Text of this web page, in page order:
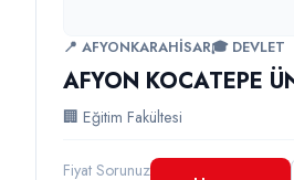
📍 AFYONKARAHİSAR🎓 DEVLET
AFYON KOCATEPE
🏢 Eğitim Fakültesi
Fiyat Sorunuz